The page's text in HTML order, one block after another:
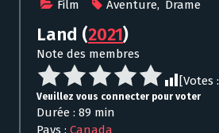
Film Aventure, Drame
Land (2021)
Note des membres
[Votes :
Veuillez vous connecter pour voter
Durée : 89 min
Pays : Canada